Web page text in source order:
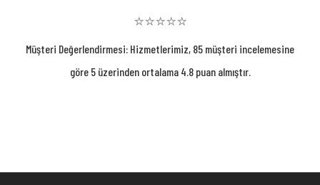
⭐⭐⭐⭐⭐
Müşteri Değerlendirmesi: Hizmetlerimiz, 85 müşteri incelemesine
göre 5 üzerinden ortalama 4.8 puan almıştır.